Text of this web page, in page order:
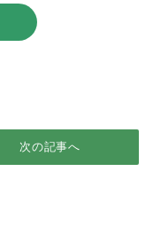
次の記事へ